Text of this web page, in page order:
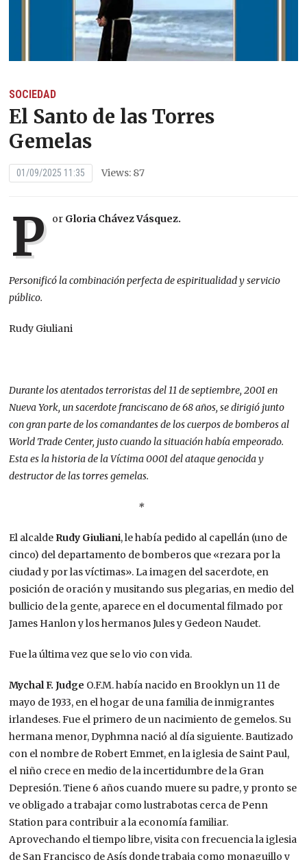
SOCIEDAD
El Santo de las Torres
Gemelas
01/09/2025 11:35 Views: 87
P or Gloria Chávez Vásquez.
Personificó la combinación perfecta de espiritualidad y servicio
público.
Rudy Giuliani
Durante los atentados terroristas del 11 de septiembre, 2001 en
Nueva York, un sacerdote franciscano de 68 años, se dirigió junto
con gran parte de los comandantes de los cuerpos de bomberos al
World Trade Center, justo cuando la situación había empeorado.
Esta es la historia de la Víctima 0001 del ataque genocida y
destructor de las torres gemelas.
*
El alcalde Rudy Giuliani, le había pedido al capellán (uno de
cinco) del departamento de bomberos que «rezara por la
ciudad y por las víctimas». La imagen del sacerdote, en
posición de oración y musitando sus plegarias, en medio del
bullicio de la gente, aparece en el documental filmado por
James Hanlon y los hermanos Jules y Gedeon Naudet.
Fue la última vez que se lo vio con vida.
Mychal F. Judge O.F.M. había nacido en Brooklyn un 11 de
mayo de 1933, en el hogar de una familia de inmigrantes
irlandeses. Fue el primero de un nacimiento de gemelos. Su
hermana menor, Dyphmna nació al día siguiente. Bautizado
con el nombre de Robert Emmet, en la iglesia de Saint Paul,
el niño crece en medio de la incertidumbre de la Gran
Depresión. Tiene 6 años cuando muere su padre, y pronto se
ve obligado a trabajar como lustrabotas cerca de Penn
Station para contribuir a la economía familiar.
Aprovechando el tiempo libre, visita con frecuencia la iglesia
de San Francisco de Asís donde trabaja como monaguillo y